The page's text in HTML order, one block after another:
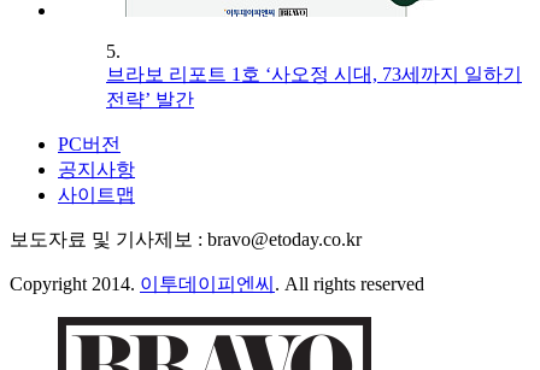
5.
브라보 리포트 1호 ‘사오정 시대, 73세까지 일하기
전략’ 발간
PC버전
공지사항
사이트맵
보도자료 및 기사제보 : bravo@etoday.co.kr
Copyright 2014. 이투데이피엔씨 . All rights reserved